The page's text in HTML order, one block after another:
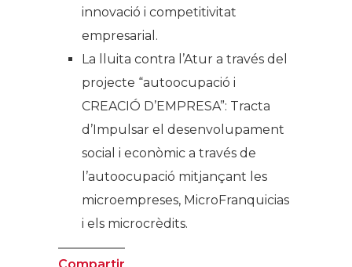
innovació i competitivitat
empresarial.
La lluita contra l’Atur a través del
projecte “autoocupació i
CREACIÓ D’EMPRESA”: Tracta
d’Impulsar el desenvolupament
social i econòmic a través de
l’autoocupació mitjançant les
microempreses, MicroFranquicias
i els microcrèdits.